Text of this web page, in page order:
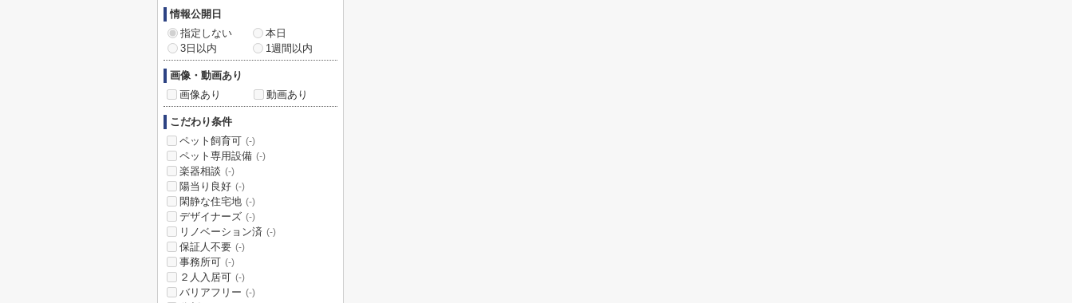
情報公開日
指定しない
本日
3日以内
1週間以内
画像・動画あり
画像あり
動画あり
こだわり条件
ペット飼育可 (-)
ペット専用設備 (-)
楽器相談 (-)
陽当り良好 (-)
閑静な住宅地 (-)
デザイナーズ (-)
リノベーション済 (-)
保証人不要 (-)
事務所可 (-)
２人入居可 (-)
バリアフリー (-)